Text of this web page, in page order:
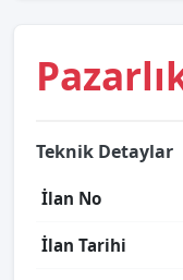
Teknik Detaylar
İlan No
İlan Tarihi